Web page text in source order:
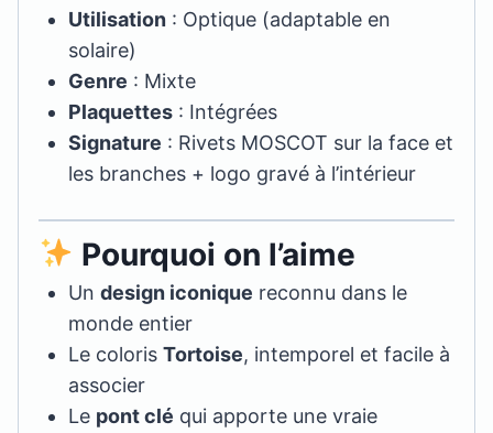
Utilisation : Optique (adaptable en
solaire)
Genre : Mixte
Plaquettes : Intégrées
Signature : Rivets MOSCOT sur la face et
les branches + logo gravé à l’intérieur
Pourquoi on l’aime
Undesign iconique reconnu dans le
monde entier
Le colorisTortoise, intemporel et facile à
associer
Le pont clé qui apporte une vraie